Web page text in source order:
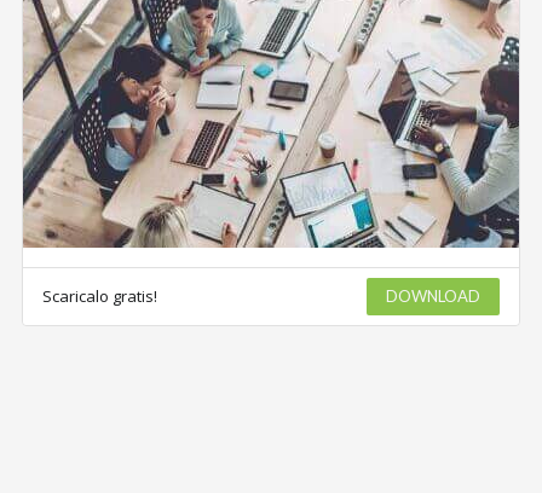
Scaricalo gratis! DOWNLOAD